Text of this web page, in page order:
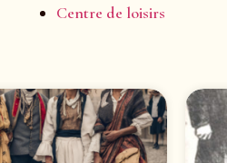
Centre de loisirs